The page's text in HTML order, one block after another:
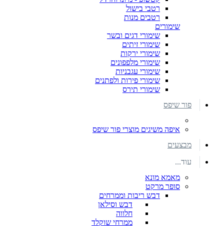
רטבי בישול
רטבים מנות
שימורים
שימורי דגים ובשר
שימורי זיתים
שימורי ירקות
שימורי מלפפונים
שימורי עגבניות
שימורי פירות ולפתנים
שימורי תירס
פור שיפס
איפה משיגים מוצרי פור שיפס
מבצעים
עוד...
מאמא מונא
סופר מרקט
דבש ריבות וממרחים
דבש וסילאן
חלווה
ממרחי שוקלד